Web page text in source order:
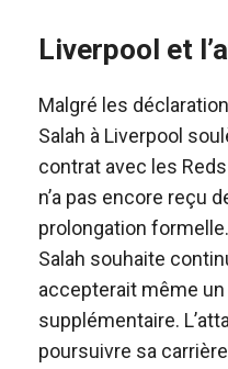
Liverpool et
Malgré les
Salah à Liverpool
contrat avec les
n’a pas encore reçu
prolongation
Salah souhaite
accepterait même un
supplémentaire.
poursuivre sa